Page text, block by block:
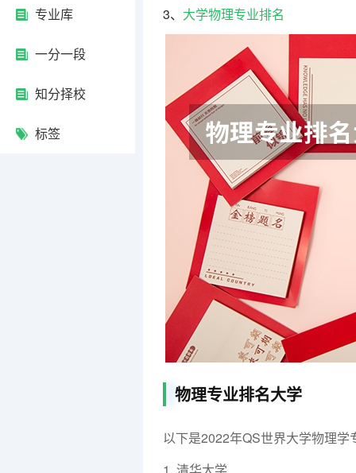
专业库
一分一段
知分择校
标签
3、 大学物理专业排名
物理专业排名大学
以下是2022年QS世界大学物理